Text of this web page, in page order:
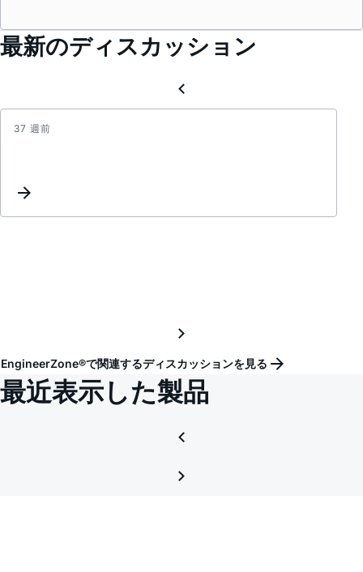
最新のディスカッション
37 週前
EngineerZone®で関連するディスカッションを見る
最近表示した製品